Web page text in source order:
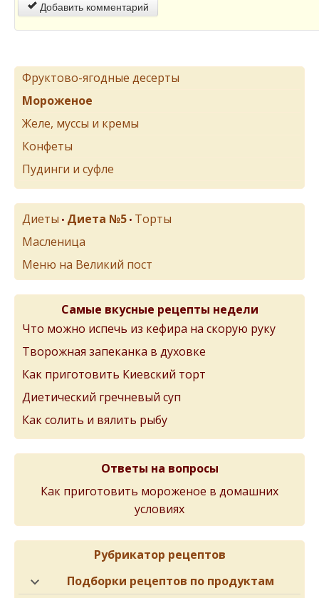
Добавить комментарий
Фруктово-ягодные десерты
Мороженое
Желе, муссы и кремы
Конфеты
Пудинги и суфле
Диеты • Диета №5 • Торты
Масленица
Меню на Великий пост
Самые вкусные рецепты недели
Что можно испечь из кефира на скорую руку
Творожная запеканка в духовке
Как приготовить Киевский торт
Диетический гречневый суп
Как солить и вялить рыбу
Ответы на вопросы
Как приготовить мороженое в домашних
условиях
Рубрикатор рецептов
Подборки рецептов по продуктам